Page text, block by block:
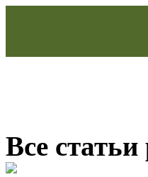
Все